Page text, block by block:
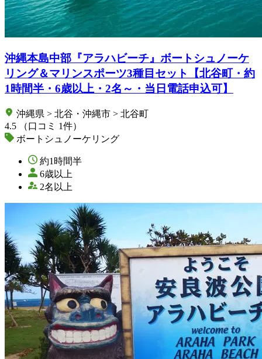
沖縄本島中部『アラハビーチ』ボートシュノーケ
リング＆マリンスポーツ3種目セット【北谷町・約
1時間半・6歳以上・2名～・当日電話申込可】
沖縄県 > 北谷・沖縄市 > 北谷町
4.5
（口コミ 1件）
ボートシュノーケリング
約1時間半
6歳以上
2名以上